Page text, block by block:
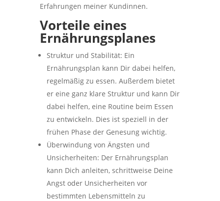
Erfahrungen meiner Kundinnen.
Vorteile eines
Ernährungsplanes
Struktur und Stabilität: Ein
Ernährungsplan kann Dir dabei helfen,
regelmäßig zu essen. Außerdem bietet
er eine ganz klare Struktur und kann Dir
dabei helfen, eine Routine beim Essen
zu entwickeln. Dies ist speziell in der
frühen Phase der Genesung wichtig.
Überwindung von Ängsten und
Unsicherheiten: Der Ernährungsplan
kann Dich anleiten, schrittweise Deine
Angst oder Unsicherheiten vor
bestimmten Lebensmitteln zu